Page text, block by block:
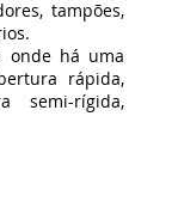
tampões,
onde há uma
rápida,
semi-rígida,